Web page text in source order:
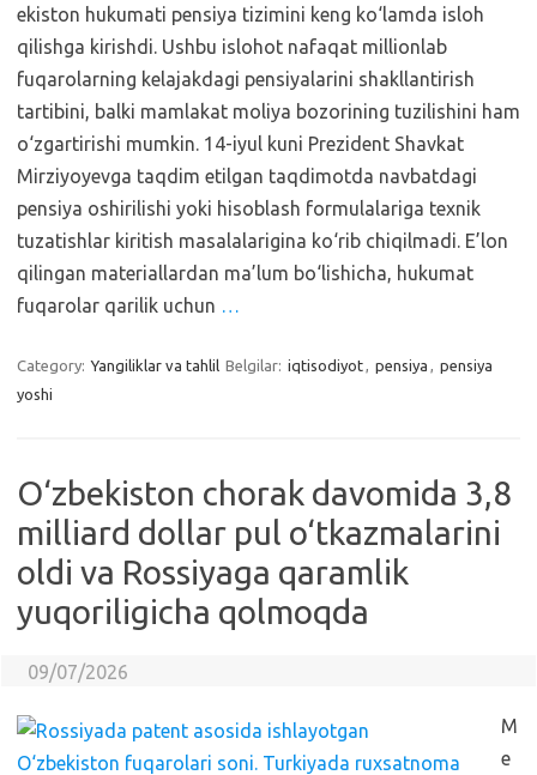
ekiston hukumati pensiya tizimini keng ko‘lamda isloh
qilishga kirishdi. Ushbu islohot nafaqat millionlab
fuqarolarning kelajakdagi pensiyalarini shakllantirish
tartibini, balki mamlakat moliya bozorining tuzilishini ham
o‘zgartirishi mumkin. 14-iyul kuni Prezident Shavkat
Mirziyoyevga taqdim etilgan taqdimotda navbatdagi
pensiya oshirilishi yoki hisoblash formulalariga texnik
tuzatishlar kiritish masalalarigina ko‘rib chiqilmadi. E’lon
qilingan materiallardan ma’lum bo‘lishicha, hukumat
fuqarolar qarilik uchun …
Category: Yangiliklar va tahlil Belgilar: iqtisodiyot, pensiya , pensiya
yoshi
O‘zbekiston chorak davomida 3,8
milliard dollar pul o‘tkazmalarini
oldi va Rossiyaga qaramlik
yuqoriligicha qolmoqda
09/07/2026
M
e